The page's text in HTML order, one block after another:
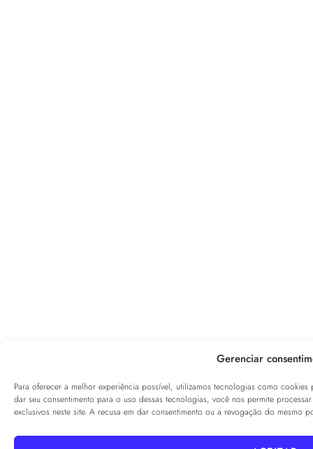
Gerenciar
Para oferecer a melhor experiência possível, utilizamos tecnologias como
dar seu consentimento para o uso dessas tecnologias, você nos permite
exclusivos neste site. A recusa em dar consentimento ou a revogação do mesmo